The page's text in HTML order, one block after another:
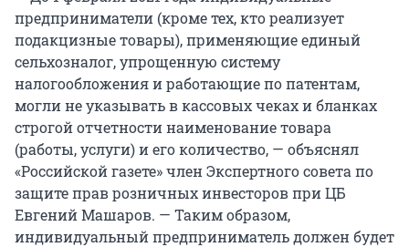
предприниматели (кроме тех, кто реализует
подакцизные товары), применяющие единый
сельхозналог, упрощенную систему
налогообложения и работающие по патентам,
могли не указывать в кассовых чеках и бланках
строгой отчетности наименование товара
(работы, услуги) и его количество, — объяснял
«Российской газете» член Экспертного совета по
защите прав розничных инвесторов при ЦБ
Евгений Машаров. — Таким образом,
индивидуальный предприниматель должен будет